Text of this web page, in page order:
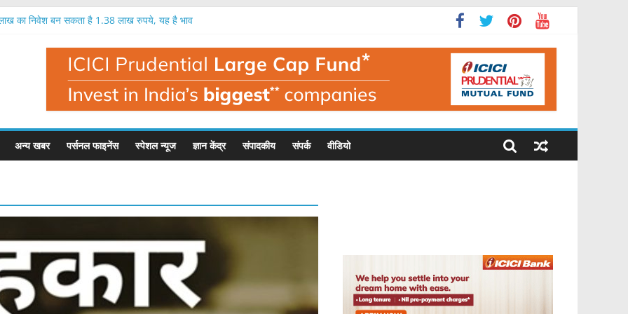
का निवेश बन सकता है 1.38 लाख रुपये, यह है भाव
एक लाख रुपये का निवेश बन सकता है 1.35 लाख रुपये
निवेशक मालामाल, एक लाख का निवेश बना 1.56 लाख
है बहुत बड़ी गिरावट, इस फंड मैनेजर ने दी चेतावनी
अन्य खबर पर्सनल फाइनेंस स्पेशल न्यूज ज्ञान केंद्र संपादकीय संपर्क वीडियो